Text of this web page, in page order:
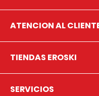
ATENCION AL
TIENDAS EROSKI
SERVICIOS